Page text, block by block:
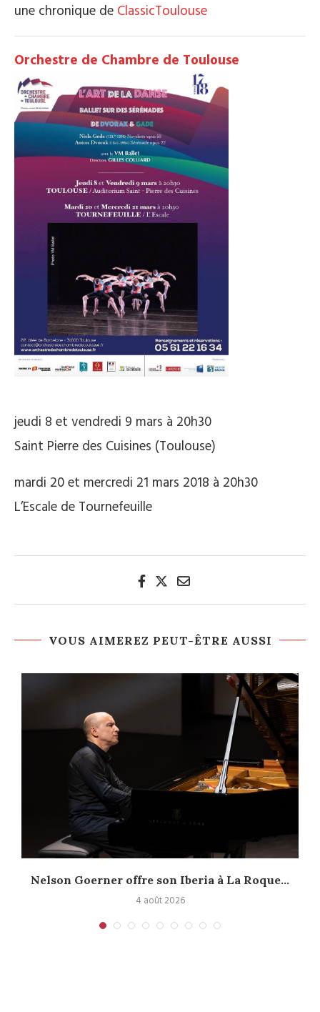
une chronique de ClassicToulouse
Orchestre de Chambre de Toulouse
jeudi 8 et vendredi 9 mars à 20h30
Saint Pierre des Cuisines (Toulouse)
mardi 20 et mercredi 21 mars 2018 à 20h30
L’Escale de Tournefeuille
VOUS AIMEREZ PEUT-ÊTRE AUSSI
Nelson Goerner offre son Iberia à La Roque...
4 août 2026